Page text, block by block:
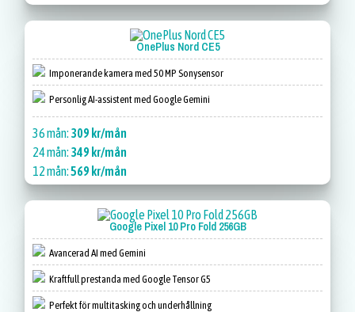
OnePlus Nord CE5
Imponerande kamera med 50 MP Sonysensor
Personlig AI-assistent med Google Gemini
36 mån: 309 kr/mån
24 mån: 349 kr/mån
12 mån:569 kr/mån
Google Pixel 10 Pro Fold 256GB
Avancerad AI med Gemini
Kraftfull prestanda med Google Tensor G5
Perfekt för multitasking och underhållning